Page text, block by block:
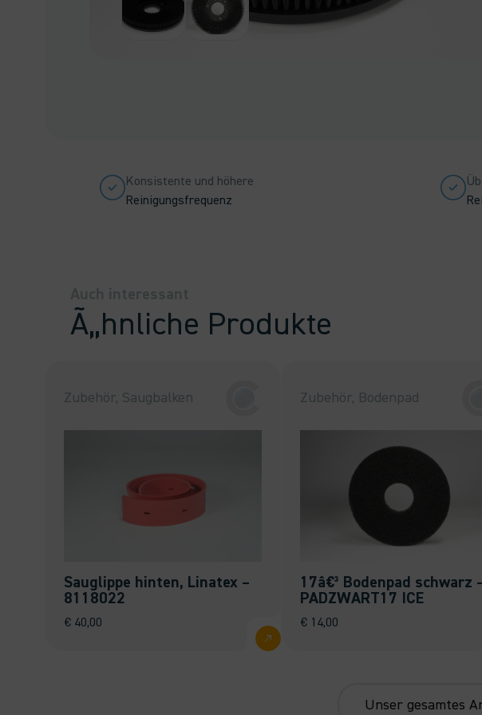
Konsistente und höhere
Reinigungsfrequenz
Ã„hnliche Produkte
Zubehör, Saugbalken
Sauglippe hinten, Linatex –
8118022
€ 40,00
Zubehör, Bodenpad
17â€³ Bodenpad schwarz
PADZWART17 ICE
€ 14,00
Unser gesamtes